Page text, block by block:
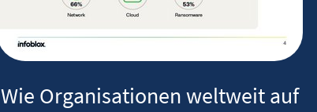
Wie Organisationen weltweit auf